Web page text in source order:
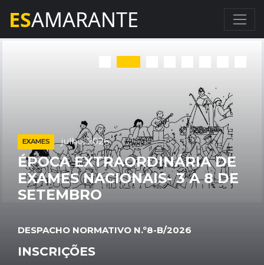
ESAMARANTE
EXAMES julho, 2026
ÉPOCA EXTRAORDINÁRIA DE
EXAMES NACIONAIS- 3 A 8 DE
SETEMBRO
DESPACHO NORMATIVO N.º8-B/2026
INSCRIÇÕES